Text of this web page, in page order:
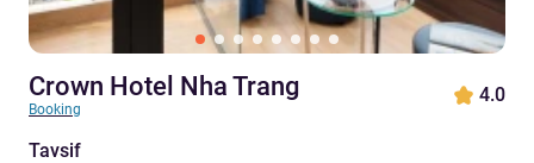
Crown Hotel Nha Trang
Booking
4.0
Tavsif